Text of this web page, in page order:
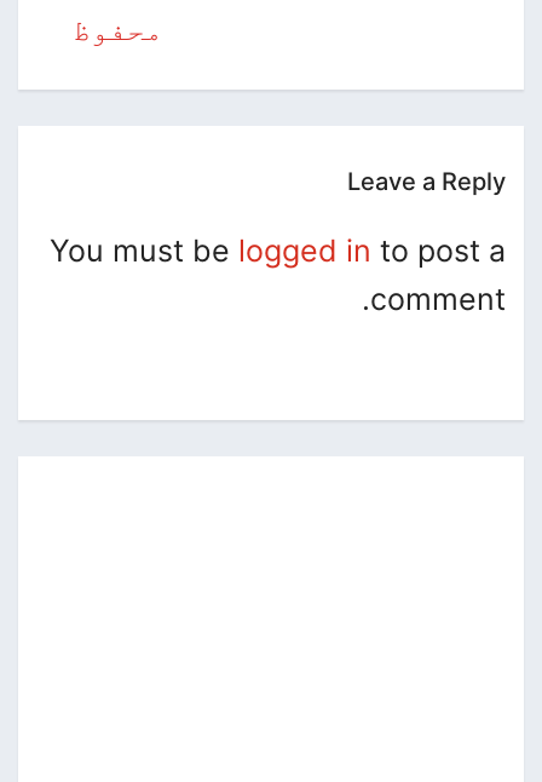
محفوظ
Leave a Reply
You must be logged in to post a
comment.